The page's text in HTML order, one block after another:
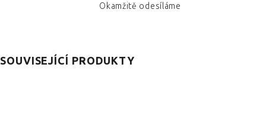
Okamžitě odesíláme
SOUVISEJÍCÍ PRODUKTY